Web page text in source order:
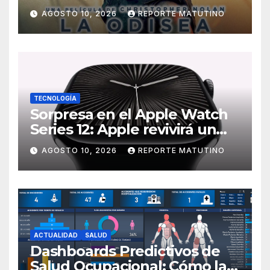
Christopher Nolan: sus
números son un escándalo
AGOSTO 10, 2026 REPORTE MATUTINO
TECNOLOGÍA
Sorpresa en el Apple Watch
Series 12: Apple revivirá un
modelo icónico que los fans
adoraban
AGOSTO 10, 2026 REPORTE MATUTINO
ACTUALIDAD SALUD
Dashboards Predictivos de
Salud Ocupacional: Cómo la